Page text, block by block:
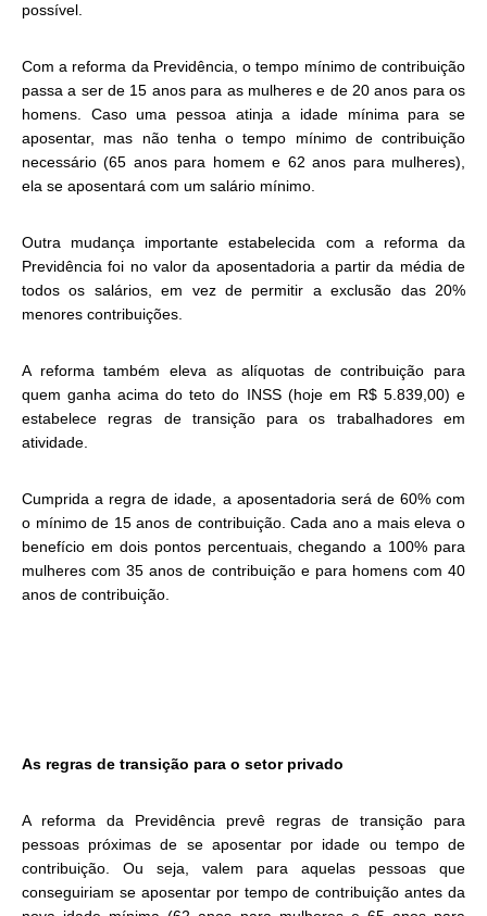
possível.
Com a reforma da Previdência, o tempo mínimo de contribuição
passa a ser de 15 anos para as mulheres e de 20 anos para os
homens. Caso uma pessoa atinja a idade mínima para se
aposentar, mas não tenha o tempo mínimo de contribuição
necessário (65 anos para homem e 62 anos para mulheres),
ela se aposentará com um salário mínimo.
Outra mudança importante estabelecida com a reforma da
Previdência foi no valor da aposentadoria a partir da média de
todos os salários, em vez de permitir a exclusão das 20%
menores contribuições.
A reforma também eleva as alíquotas de contribuição para
quem ganha acima do teto do INSS (hoje em R$ 5.839,00) e
estabelece regras de transição para os trabalhadores em
atividade.
Cumprida a regra de idade, a aposentadoria será de 60% com
o mínimo de 15 anos de contribuição. Cada ano a mais eleva o
benefício em dois pontos percentuais, chegando a 100% para
mulheres com 35 anos de contribuição e para homens com 40
anos de contribuição.
As regras de transição para o setor privado
A reforma da Previdência prevê regras de transição para
pessoas próximas de se aposentar por idade ou tempo de
contribuição. Ou seja, valem para aquelas pessoas que
conseguiriam se aposentar por tempo de contribuição antes da